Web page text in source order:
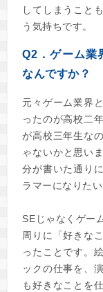
してしまうこと
う気持ちです。
Q2．ゲーム業
なんですか？
元々ゲーム業界
ったのが高校二
が高校三年生な
ゃないかと思い
分が書いた通り
ラマーになりたい
SEじゃなくゲー
周りに「好きな
ったことです。
ックの仕事を、
も好きなことを